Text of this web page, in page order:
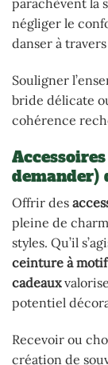
parachèvent la
négliger le
danser à
Souligner
bride délicate
cohérence
demander)
Offrir des
pleine de
styles. Qu’il
ceinture à motif
cadeaux
potentiel
Recevoir ou
création de